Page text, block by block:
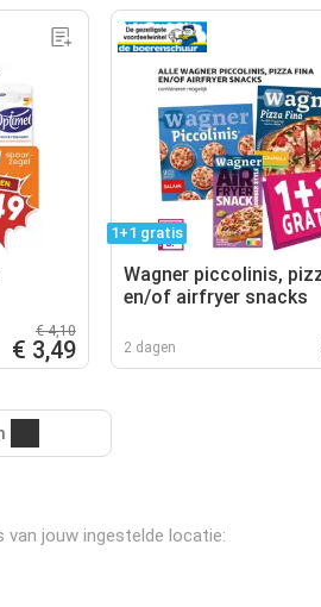
€ 4,10
€ 3,49
1+1 gratis
Wagner piccolinis,
en/of airfryer snacks
2 dagen
jouw ingestelde locatie: